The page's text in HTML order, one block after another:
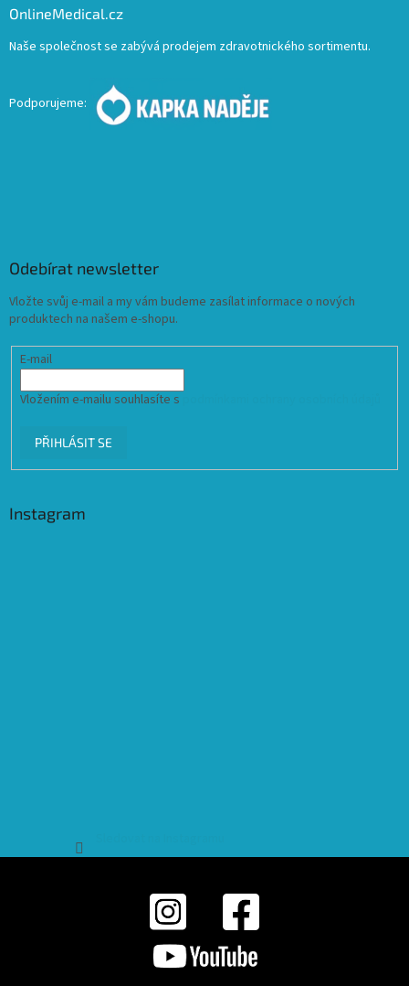
OnlineMedical.cz
Naše společnost se zabývá prodejem zdravotnického sortimentu.
Podporujeme:
Odebírat newsletter
Vložte svůj e-mail a my vám budeme zasílat informace o nových
produktech na našem e-shopu.
E-mail
Vložením e-mailu souhlasíte s
PŘIHLÁSIT SE
Instagram